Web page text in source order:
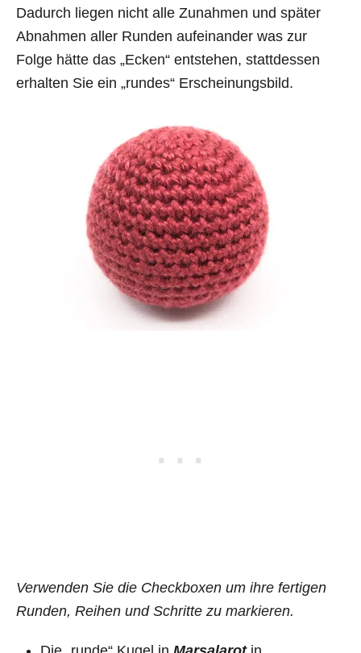
Dadurch liegen nicht alle Zunahmen und später
Abnahmen aller Runden aufeinander was zur
Folge hätte das „Ecken“ entstehen, stattdessen
erhalten Sie ein „rundes“ Erscheinungsbild.
Verwenden Sie die Checkboxen um ihre fertigen
Runden, Reihen und Schritte zu markieren.